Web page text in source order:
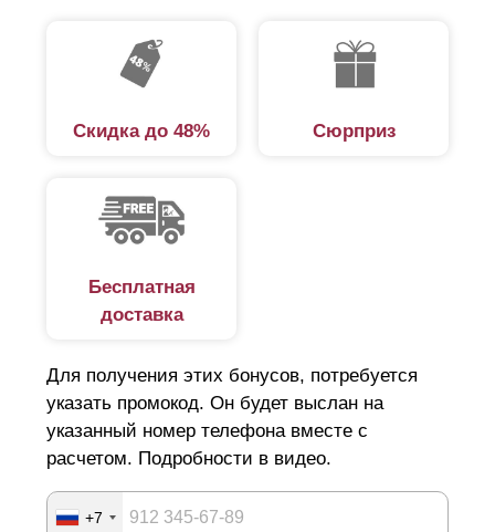
Скидка до 48% Сюрприз
Бесплатная
доставка
Для получения этих бонусов, потребуется
указать промокод. Он будет выслан на
указанный номер телефона вместе с
расчетом. Подробности в видео.
+7